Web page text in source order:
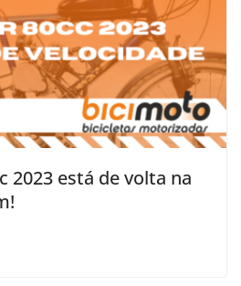
2023 está de volta na